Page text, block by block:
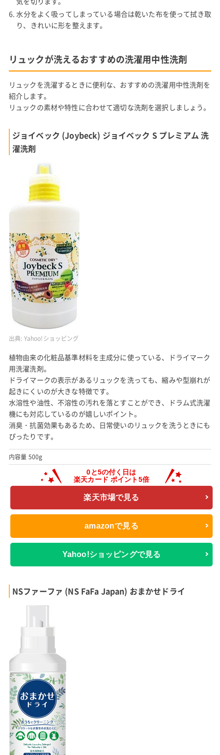
水分をよく吸ってしまっている場合は乾いた布を使って拭き取
り、きれいに形を整えます。
リュックが洗えるおすすめの洗濯用中性洗剤
リュックを洗濯するときに便利な、おすすめの洗濯用中性洗剤を
紹介します。
リュックの素材や特性に合わせて適切な洗剤を選択しましょう。
ジョイベック (Joybeck) ジョイベック S プレミアム 洗
濯洗剤
出典: Yahoo!ショッピング
植物由来の化粧品基準材料を主成分に使っている、ドライマーク
用洗濯洗剤。
ドライマークの表示があるリュックを洗っても、縮みや型崩れが
起きにくいのが大きな特徴です。
水溶性や油性、不溶性の汚れを落とすことができ、ドラム式洗濯
機にも対応しているのが嬉しいポイント。
消臭・抗菌効果もあるため、日常使いのリュックを洗うときにも
ぴったりです。
内容量 500g
楽天市場で見る
amazonで見る
Yahoo!ショッピングで見る
NSファーファ (NS FaFa Japan) おまかせドライ